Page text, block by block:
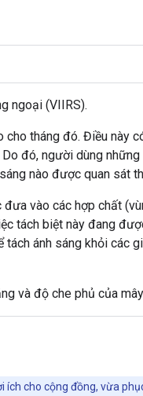
ngoại (VIIRS).
tháng đó. Điều này
đó, người dùng
nào được quan sát
vào các hợp chất
tách biệt này đang
ánh sáng khỏi các
và độ che phủ của
ích cho cộng đồng, vừa